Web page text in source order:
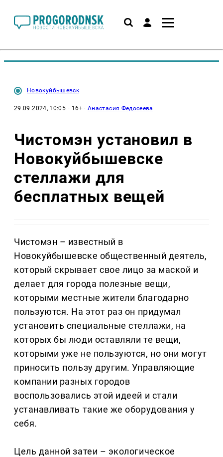
Новокуйбышевск
29.09.2024, 10:05 · 16+ ·Анастасия Федосеева
Чистомэн установил в
Новокуйбышевске
стеллажи для
бесплатных вещей
Чистомэн – известный в
Новокуйбышевске общественный деятель,
который скрывает свое лицо за маской и
делает для города полезные вещи,
которыми местные жители благодарно
пользуются. На этот раз он придумал
установить специальные стеллажи, на
которых бы люди оставляли те вещи,
которыми уже не пользуются, но они могут
приносить пользу другим. Управляющие
компании разных городов
воспользовались этой идеей и стали
устанавливать такие же оборудования у
себя.
Цель данной затеи – экологическое